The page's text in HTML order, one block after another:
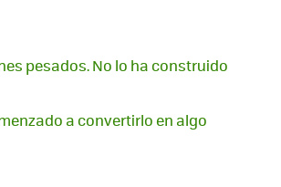
pesados. No lo ha construido
a convertirlo en algo